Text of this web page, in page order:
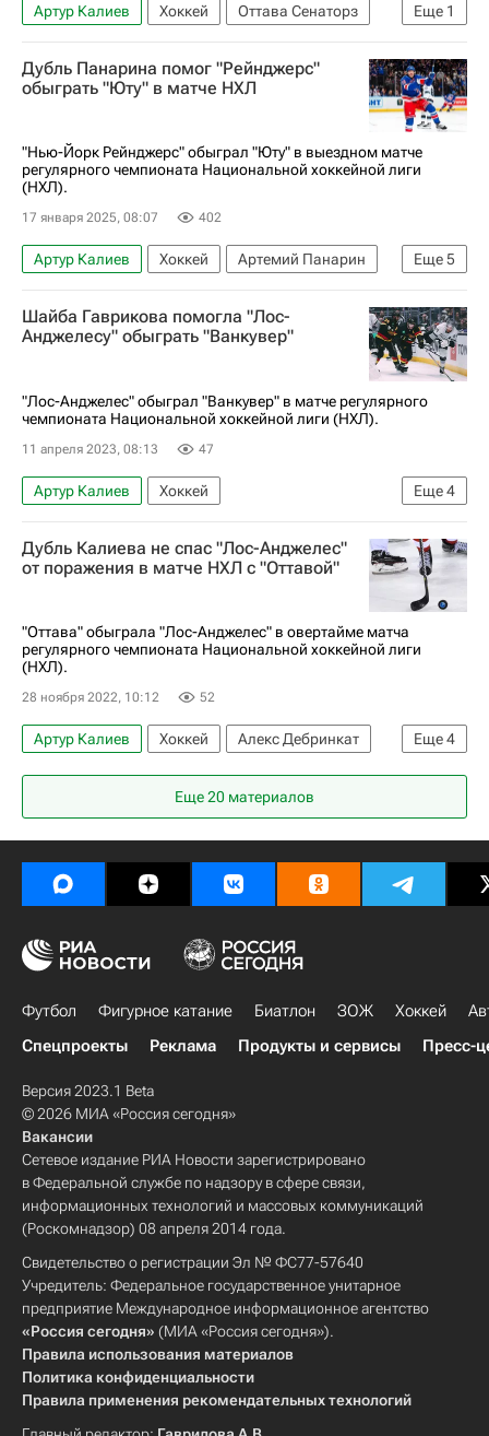
Еще 1
Артур Калиев Хоккей
Оттава Сенаторз
Национальная хоккейная лига (НХЛ)
Дубль Панарина помог "Рейнджерс"
обыграть "Юту" в матче НХЛ
"Нью-Йорк Рейнджерс" обыграл "Юту" в выездном матче
регулярного чемпионата Национальной хоккейной лиги
(НХЛ).
17 января 2025, 08:07 402
Еще5
Артур Калиев Хоккей
Артемий Панарин
Матиас Маччелли
Спорт
Юта Маммот
Национальная хоккейная лига (НХЛ)
Шайба Гаврикова помогла "Лос-
Анджелесу" обыграть "Ванкувер"
"Лос-Анджелес" обыграл "Ванкувер" в матче регулярного
чемпионата Национальной хоккейной лиги (НХЛ).
11 апреля 2023, 08:13 47
Еще4
Артур Калиев
Хоккей
Владислав Гавриков
Дрю Даути
Лос-Анджелес Кингз
Ванкувер Кэнакс
Дубль Калиева не спас "Лос-Анджелес"
от поражения в матче НХЛ с "Оттавой"
"Оттава" обыграла "Лос-Анджелес" в овертайме матча
регулярного чемпионата Национальной хоккейной лиги
(НХЛ).
28 ноября 2022, 10:12 52
Еще4
Артур Калиев Хоккей
Алекс Дебринкат
Клод Жиру
Оттава Сенаторз
Лос-Анджелес Кингз
Национальная хоккейная лига (НХЛ)
Еще 20 материалов
Футбол Фигурное катание Биатлон ЗОЖ Хоккей
Спецпроекты
Реклама Продукты и сервисы Пресс-
Версия 2023.1 Beta
© 2026 МИА «Россия сегодня»
Вакансии
Сетевое издание РИА Новости зарегистрировано
в Федеральной службе по надзору в сфере связи,
информационных технологий и массовых коммуникаций
(Роскомнадзор) 08 апреля 2014 года.
Свидетельство о регистрации Эл № ФС77-57640
Учредитель: Федеральное государственное унитарное
предприятие Международное информационное агентство
«Россия сегодня» (МИА «Россия сегодня»).
Правила использования материалов
Политика конфиденциальности
Правила применения рекомендательных технологий